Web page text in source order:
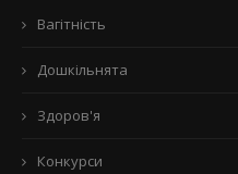
Вагітність
Дошкільнята
Здоров'я
Конкурси